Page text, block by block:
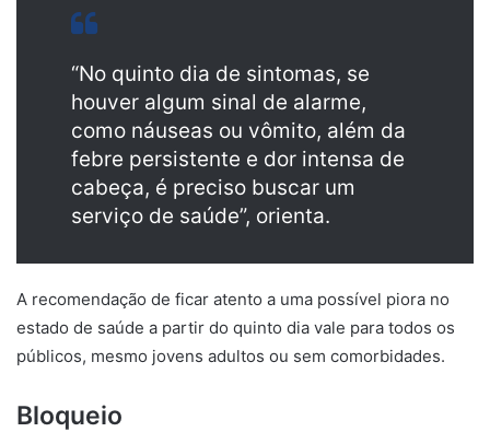
“No quinto dia de sintomas, se
houver algum sinal de alarme,
como náuseas ou vômito, além da
febre persistente e dor intensa de
cabeça, é preciso buscar um
serviço de saúde”, orienta.
A recomendação de ficar atento a uma possível piora no
estado de saúde a partir do quinto dia vale para todos os
públicos, mesmo jovens adultos ou sem comorbidades.
Bloqueio